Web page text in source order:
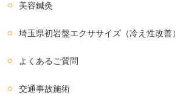
美容鍼灸
埼玉県初岩盤エクササイズ（冷え性改善）
よくあるご質問
交通事故施術